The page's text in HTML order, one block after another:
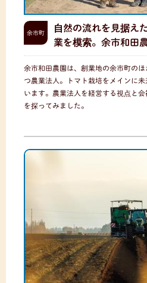
余市町
自然の流れを見据え
業を模索。余市和田
余市和田農園は、創業地の余市町の
つ農業法人。トマト栽培をメインに
います。農業法人を経営する視点と
を探ってみました。